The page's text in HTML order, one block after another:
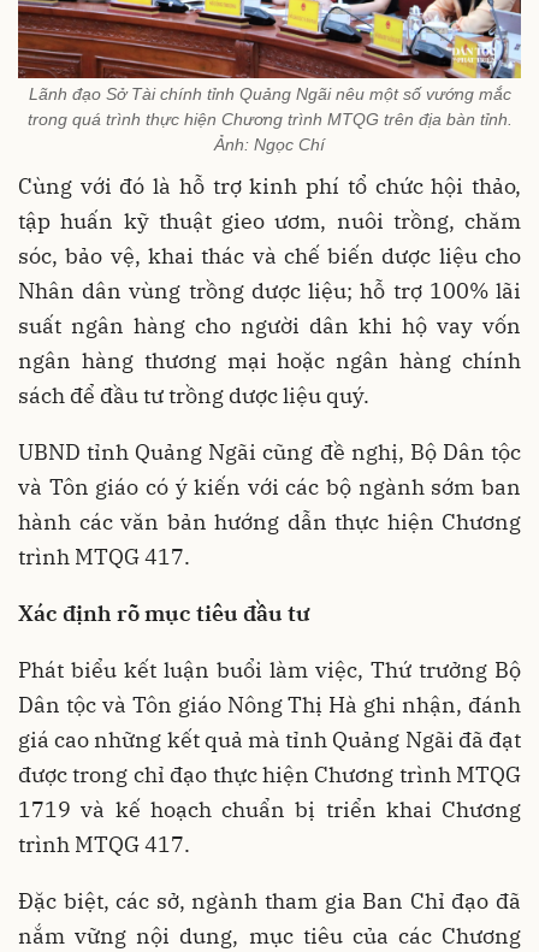
Lãnh đạo Sở Tài chính tỉnh Quảng Ngãi nêu một số vướng mắc
trong quá trình thực hiện Chương trình MTQG trên địa bàn tỉnh.
Ảnh: Ngọc Chí
Cùng với đó là hỗ trợ kinh phí tổ chức hội thảo,
tập huấn kỹ thuật gieo ươm, nuôi trồng, chăm
sóc, bảo vệ, khai thác và chế biến dược liệu cho
Nhân dân vùng trồng dược liệu; hỗ trợ 100% lãi
suất ngân hàng cho người dân khi hộ vay vốn
ngân hàng thương mại hoặc ngân hàng chính
sách để đầu tư trồng dược liệu quý.
UBND tỉnh Quảng Ngãi cũng đề nghị, Bộ Dân tộc
và Tôn giáo có ý kiến với các bộ ngành sớm ban
hành các văn bản hướng dẫn thực hiện Chương
trình MTQG 417.
Xác định rõ mục tiêu đầu tư
Phát biểu kết luận buổi làm việc, Thứ trưởng Bộ
Dân tộc và Tôn giáo Nông Thị Hà ghi nhận, đánh
giá cao những kết quả mà tỉnh Quảng Ngãi đã đạt
được trong chỉ đạo thực hiện Chương trình MTQG
1719 và kế hoạch chuẩn bị triển khai Chương
trình MTQG 417.
Đặc biệt, các sở, ngành tham gia Ban Chỉ đạo đã
nắm vững nội dung, mục tiêu của các Chương